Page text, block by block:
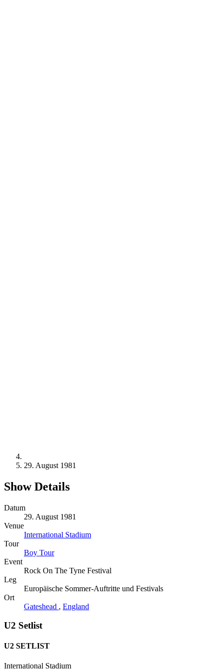
29. August 1981
Show Details
Datum
29. August 1981
Venue
International Stadium
Tour
Boy Tour
Event
Rock On The Tyne Festival
Leg
Europäische Sommer-Auftritte und Festivals
Ort
Gateshead , England
U2 Setlist
U2 SETLIST
International Stadium